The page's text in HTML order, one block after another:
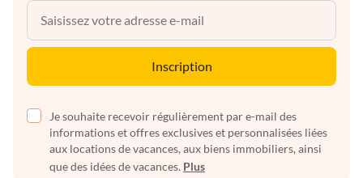
Inscription
Je souhaite recevoir régulièrement par e-mail des
informations et offres exclusives et personnalisées liées
aux locations de vacances, aux biens immobiliers, ainsi
que des idées de vacances. Plus